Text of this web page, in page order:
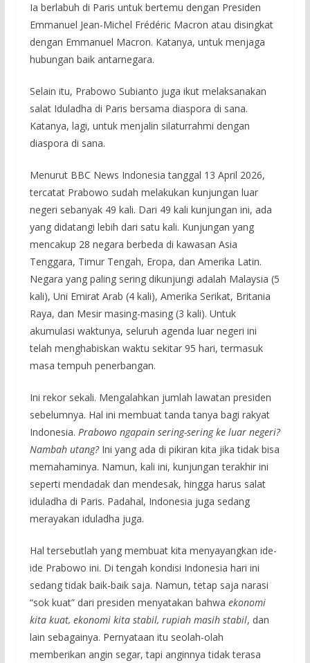
Ia berlabuh di Paris untuk bertemu dengan Presiden
Emmanuel Jean-Michel Frédéric Macron atau disingkat
dengan Emmanuel Macron. Katanya, untuk menjaga
hubungan baik antarnegara.
Selain itu, Prabowo Subianto juga ikut melaksanakan
salat Iduladha di Paris bersama diaspora di sana.
Katanya, lagi, untuk menjalin silaturrahmi dengan
diaspora di sana.
Menurut BBC News Indonesia tanggal 13 April 2026,
tercatat Prabowo sudah melakukan kunjungan luar
negeri sebanyak 49 kali. Dari 49 kali kunjungan ini, ada
yang didatangi lebih dari satu kali. Kunjungan yang
mencakup 28 negara berbeda di kawasan Asia
Tenggara, Timur Tengah, Eropa, dan Amerika Latin.
Negara yang paling sering dikunjungi adalah Malaysia (5
kali), Uni Emirat Arab (4 kali), Amerika Serikat, Britania
Raya, dan Mesir masing-masing (3 kali). Untuk
akumulasi waktunya, seluruh agenda luar negeri ini
telah menghabiskan waktu sekitar 95 hari, termasuk
masa tempuh penerbangan.
Ini rekor sekali. Mengalahkan jumlah lawatan presiden
sebelumnya. Hal ini membuat tanda tanya bagi rakyat
Indonesia. Prabowo ngapain sering-sering ke luar negeri?
Nambah utang?Ini yang ada di pikiran kita jika tidak bisa
memahaminya. Namun, kali ini, kunjungan terakhir ini
seperti mendadak dan mendesak, hingga harus salat
iduladha di Paris. Padahal, Indonesia juga sedang
merayakan iduladha juga.
Hal tersebutlah yang membuat kita menyayangkan ide-
ide Prabowo ini. Di tengah kondisi Indonesia hari ini
sedang tidak baik-baik saja. Namun, tetap saja narasi
“sok kuat” dari presiden menyatakan bahwa ekonomi
kita kuat, ekonomi kita stabil, rupiah masih stabil, dan
lain sebagainya. Pernyataan itu seolah-olah
memberikan angin segar, tapi anginnya tidak terasa